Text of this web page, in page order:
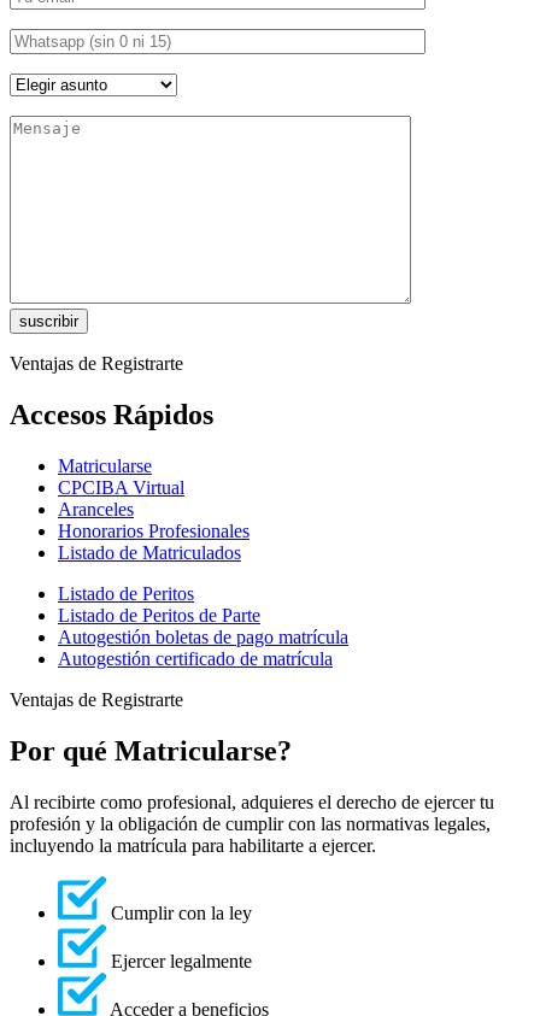
Ventajas de Registrarte
Accesos Rápidos
Matricularse
CPCIBA Virtual
Aranceles
Honorarios Profesionales
Listado de Matriculados
Listado de Peritos
Listado de Peritos de Parte
Autogestión boletas de pago matrícula
Autogestión certificado de matrícula
Ventajas de Registrarte
Por qué Matricularse?
Al recibirte como profesional, adquieres el derecho de ejercer tu
profesión y la obligación de cumplir con las normativas legales,
incluyendo la matrícula para habilitarte a ejercer.
Cumplir con la ley
Ejercer legalmente
Acceder a beneficios